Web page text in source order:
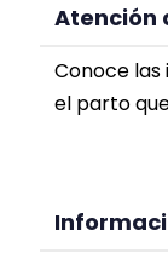
Atención
Conoce
el parto